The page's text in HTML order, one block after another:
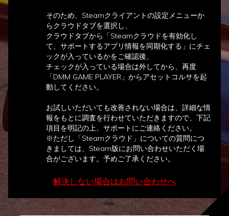
そのため、Steamクライアントの設定メニューか
らクラウドタブを選択し、
クラウドタブから「Steamクラウドを有効化し
て、サポートするアプリ情報を同期化する」にチェ
ックが入っているかをご確認後、
チェックが入っている場合は外してから、再度
「DMM GAME PLAYER」からアセットコルサを起
動してください。
お試しいただいても改善されない場合は、詳細な情
報をもとに調査を行わせていただきますので、下記
項目を明記の上、サポートにご連絡ください。
※ただし「Steamクラウド」についての質問につ
きましては、Steam版にお問い合わせいただく場
合がございます。予めご了承ください。
解決しない場合はお問い合わせへ